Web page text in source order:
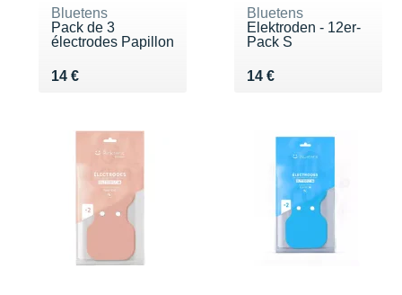
Bluetens
Pack de 3
électrodes Papillon
14 €
Vendu 14 €
Bluetens
Elektroden - 12er-
Pack S
14 €
Vendu 14 €